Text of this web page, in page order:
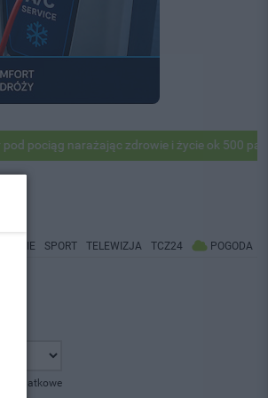
narażając zdrowie i życie ok 500
BĘDZIE SPORT TELEWIZJA TCZ24 POGODA
dodatkowe